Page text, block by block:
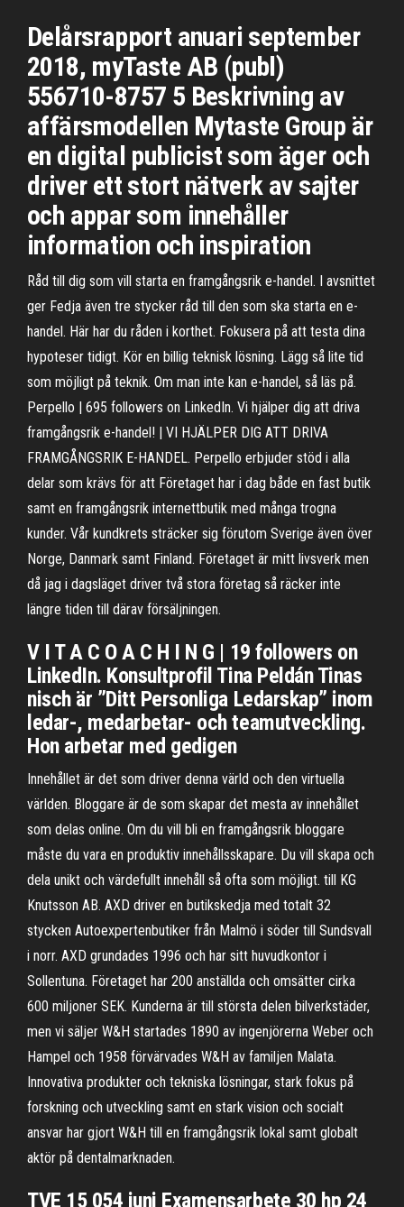
Delårsrapport anuari september
2018, myTaste AB (publ)
556710-8757 5 Beskrivning av
affärsmodellen Mytaste Group är
en digital publicist som äger och
driver ett stort nätverk av sajter
och appar som innehåller
information och inspiration
Råd till dig som vill starta en framgångsrik e-handel. I avsnittet
ger Fedja även tre stycker råd till den som ska starta en e-
handel. Här har du råden i korthet. Fokusera på att testa dina
hypoteser tidigt. Kör en billig teknisk lösning. Lägg så lite tid
som möjligt på teknik. Om man inte kan e-handel, så läs på.
Perpello | 695 followers on LinkedIn. Vi hjälper dig att driva
framgångsrik e-handel! | VI HJÄLPER DIG ATT DRIVA
FRAMGÅNGSRIK E-HANDEL. Perpello erbjuder stöd i alla
delar som krävs för att Företaget har i dag både en fast butik
samt en framgångsrik internettbutik med många trogna
kunder. Vår kundkrets sträcker sig förutom Sverige även över
Norge, Danmark samt Finland. Företaget är mitt livsverk men
då jag i dagsläget driver två stora företag så räcker inte
längre tiden till därav försäljningen.
V I T A C O A C H I N G | 19 followers on
LinkedIn. Konsultprofil Tina Peldán Tinas
nisch är ”Ditt Personliga Ledarskap” inom
ledar-, medarbetar- och teamutveckling.
Hon arbetar med gedigen
Innehållet är det som driver denna värld och den virtuella
världen. Bloggare är de som skapar det mesta av innehållet
som delas online. Om du vill bli en framgångsrik bloggare
måste du vara en produktiv innehållsskapare. Du vill skapa och
dela unikt och värdefullt innehåll så ofta som möjligt. till KG
Knutsson AB. AXD driver en butikskedja med totalt 32
stycken Autoexpertenbutiker från Malmö i söder till Sundsvall
i norr. AXD grundades 1996 och har sitt huvudkontor i
Sollentuna. Företaget har 200 anställda och omsätter cirka
600 miljoner SEK. Kunderna är till största delen bilverkstäder,
men vi säljer W&H startades 1890 av ingenjörerna Weber och
Hampel och 1958 förvärvades W&H av familjen Malata.
Innovativa produkter och tekniska lösningar, stark fokus på
forskning och utveckling samt en stark vision och socialt
ansvar har gjort W&H till en framgångsrik lokal samt globalt
aktör på dentalmarknaden.
TVE 15 054 juni Examensarbete 30 hp 24